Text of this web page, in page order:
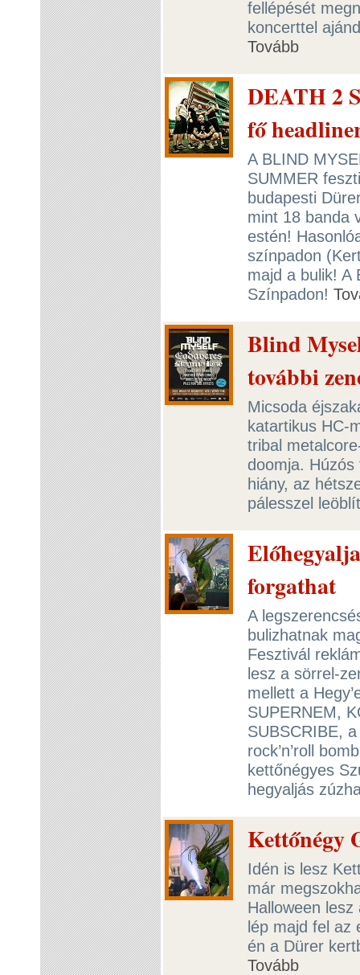
fellépését
koncerttel
Tovább
DEATH 2
fő
A BLIND
SUMMER
budapesti
mint 18 banda
estén!
színpadon
majd a bulik! A
Színpadon!
Blind
további
Micsoda
katartikus HC-
tribal
doomja.
hiány, az
pálesszel
forgathat
A
bulizhatnak
Fesztivál
lesz a sörrel-
mellett a
SUPERNEM,
SUBSCRIBE,
rock’n’roll
kettőnégyes
hegyaljás
Kettőnégy
Idén is lesz
már
Halloween
lép majd fel az
én a Dürer
Tovább